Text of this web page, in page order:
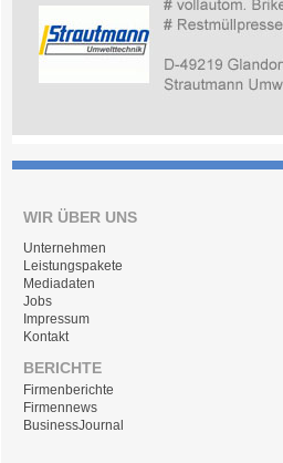
WIR ÜBER UNS
Unternehmen
Leistungspakete
Mediadaten
Jobs
Impressum
Kontakt
BERICHTE
Firmenberichte
Firmennews
BusinessJournal